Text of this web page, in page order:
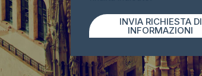
INVIA RICHIESTA DI
INFORMAZIONI